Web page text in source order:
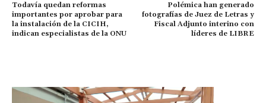
Todavía quedan reformas
importantes por aprobar para
la instalación de la CICIH,
indican especialistas de la ONU
Polémica han generado
fotografías de Juez de Letras y
Fiscal Adjunto interino con
líderes de LIBRE